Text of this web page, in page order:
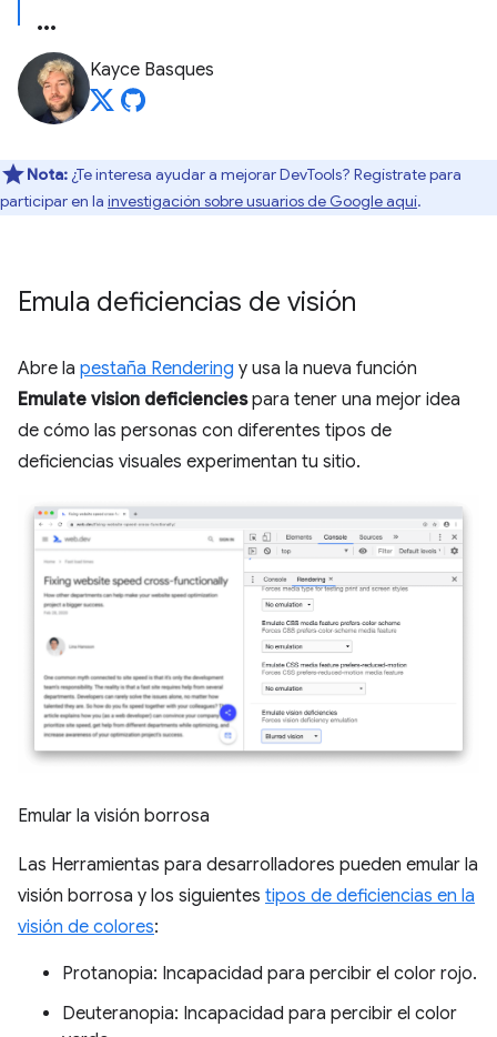
Kayce Basques
Nota: ¿Te interesa ayudar a mejorar DevTools? Regístrate para
participar en la investigación sobre usuarios de Google aquí.
Emula deficiencias de visión
Abre la pestaña Rendering y usa la nueva función
Emulate vision deficienciespara tener una mejor idea
de cómo las personas con diferentes tipos de
deficiencias visuales experimentan tu sitio.
Emular la visión borrosa
Las Herramientas para desarrolladores pueden emular la
visión borrosa y los siguientes tipos de deficiencias en la
visión de colores:
Protanopia: Incapacidad para percibir el color rojo.
Deuteranopia: Incapacidad para percibir el color